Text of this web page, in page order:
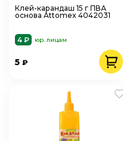
Клей-карандаш 15 г ПВА
основа Attomex 4042031
4 ₽ юр. лицам
5 ₽